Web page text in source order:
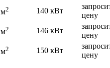
м2 140 кВт
цену
м2 146 кВт
цену
м2 150 кВт
цену